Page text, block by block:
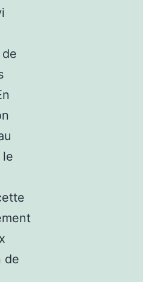
le
de